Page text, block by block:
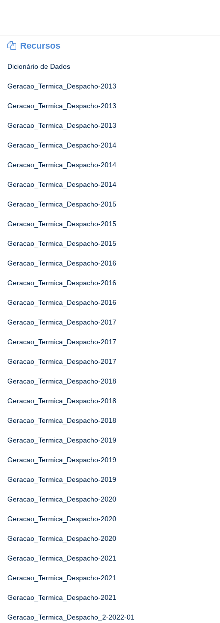
Recursos
Dicionário de Dados
Geracao_Termica_Despacho-2013
Geracao_Termica_Despacho-2013
Geracao_Termica_Despacho-2013
Geracao_Termica_Despacho-2014
Geracao_Termica_Despacho-2014
Geracao_Termica_Despacho-2014
Geracao_Termica_Despacho-2015
Geracao_Termica_Despacho-2015
Geracao_Termica_Despacho-2015
Geracao_Termica_Despacho-2016
Geracao_Termica_Despacho-2016
Geracao_Termica_Despacho-2016
Geracao_Termica_Despacho-2017
Geracao_Termica_Despacho-2017
Geracao_Termica_Despacho-2017
Geracao_Termica_Despacho-2018
Geracao_Termica_Despacho-2018
Geracao_Termica_Despacho-2018
Geracao_Termica_Despacho-2019
Geracao_Termica_Despacho-2019
Geracao_Termica_Despacho-2019
Geracao_Termica_Despacho-2020
Geracao_Termica_Despacho-2020
Geracao_Termica_Despacho-2020
Geracao_Termica_Despacho-2021
Geracao_Termica_Despacho-2021
Geracao_Termica_Despacho-2021
Geracao_Termica_Despacho_2-2022-01